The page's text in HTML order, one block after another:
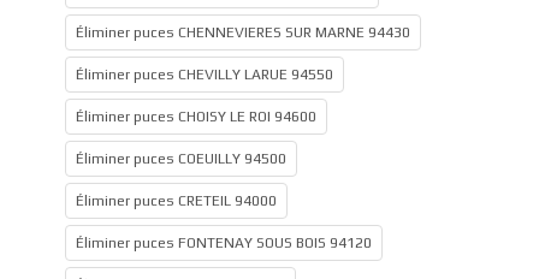
Éliminer puces CHENNEVIERES SUR MARNE 94430
Éliminer puces CHEVILLY LARUE 94550
Éliminer puces CHOISY LE ROI 94600
Éliminer puces COEUILLY 94500
Éliminer puces CRETEIL 94000
Éliminer puces FONTENAY SOUS BOIS 94120